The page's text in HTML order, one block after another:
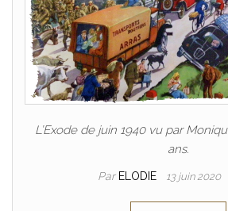
L’Exode de juin 1940 vu par
ans.
Par ELODIE 13 juin 2020